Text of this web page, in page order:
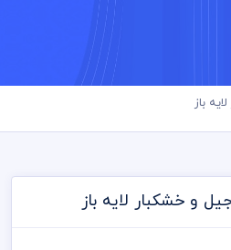
باز
و خشکبار لایه باز